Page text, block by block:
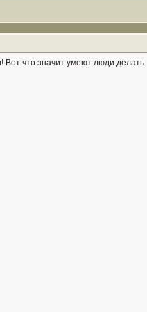
Вот что значит умеют люди делать.